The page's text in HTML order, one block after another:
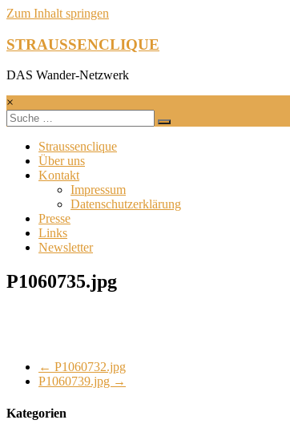
Zum Inhalt springen
STRAUSSENCLIQUE
DAS Wander-Netzwerk
×
Straussenclique
Über uns
Kontakt
Impressum
Datenschutzerklärung
Presse
Links
Newsletter
P1060735.jpg
← P1060732.jpg
P1060739.jpg →
Kategorien